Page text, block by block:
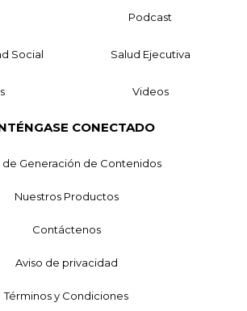
Podcast
Social Salud Ejecutiva
Videos
CONECTADO
de Generación de Contenidos
Nuestros Productos
Contáctenos
Aviso de privacidad
Términos y Condiciones